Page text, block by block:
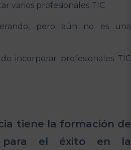
varios profesionales TIC
pero aún no es una
incorporar profesionales TIC
tiene la formación de
para el éxito en la